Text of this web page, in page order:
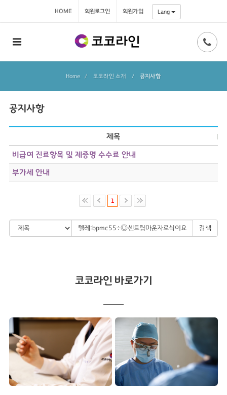
HOME 회원로그인 회원가입 Lang
Home 코코라인 소개 / 공지사항
공지사항
제목
비급여 진료항목 및 제증명 수수료 안내
부가세 안내
1
검색
코코라인 바로가기